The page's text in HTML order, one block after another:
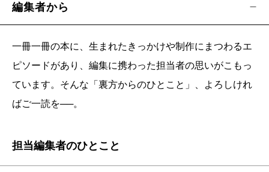
編集者から
一冊一冊の本に、生まれたきっかけや制作にまつわるエ
ピソードがあり、編集に携わった担当者の思いがこもっ
ています。そんな「裏方からのひとこと」、よろしけれ
ばご一読を──。
担当編集者のひとこと